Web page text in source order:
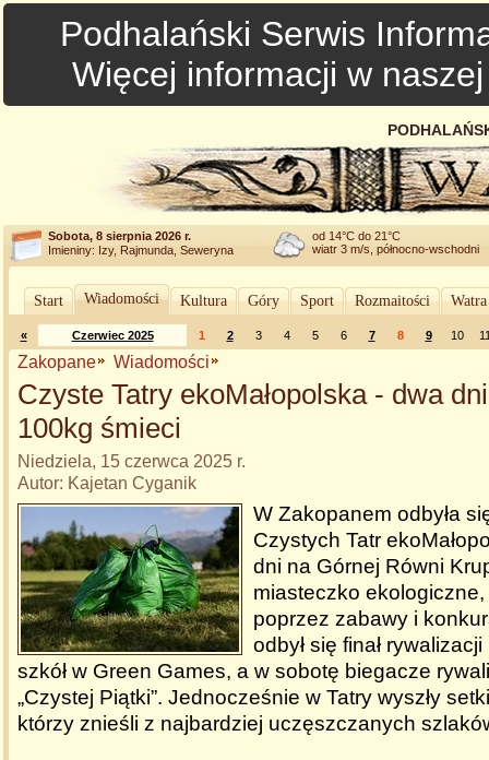
Podhalański Serwis
Więcej informacji w
Sobota, 8 sierpnia 2026 r.
Imieniny: Izy, Rajmunda, Seweryna
od 14°C do 21°C
wiatr 3 m/s, północno-wschodni
Start Wiadomości Kultura Góry Sport Rozmaitości
« Czerwiec 2025 1 2 3 4 5 6 7 8 9 10
Zakopane Wiadomości
Czyste Tatry ekoMałopolska - dwa
100kg śmieci
Niedziela, 15 czerwca 2025 r.
Autor: Kajetan Cyganik
W Zakopanem odbyła
Czystych Tatr
dni na Górnej Równi
miasteczko ekologiczne,
poprzez zabawy i
odbył się finał
szkół w Green Games, a w sobotę biegacze
„Czystej Piątki”. Jednocześnie w Tatry wyszły
którzy znieśli z najbardziej uczęszczanych